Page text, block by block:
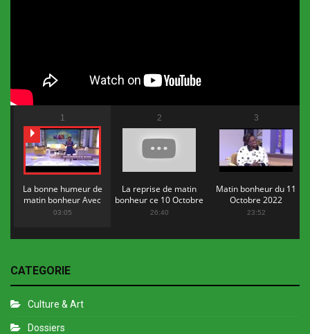
1
La bonne humeur de
matin bonheur Avec
Flopy Mendosa
03:05
2
La reprise de matin
bonheur ce 10 Octobre
2022
26:40
3
Matin bonheur du 11
Octobre 2022
23:52
CATEGORIE
Culture & Art
Dossiers